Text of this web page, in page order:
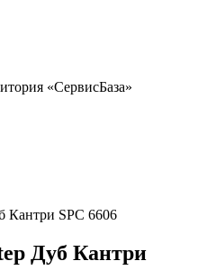
«СервисБаза»
Кантри SPC 6606
Дуб Кантри